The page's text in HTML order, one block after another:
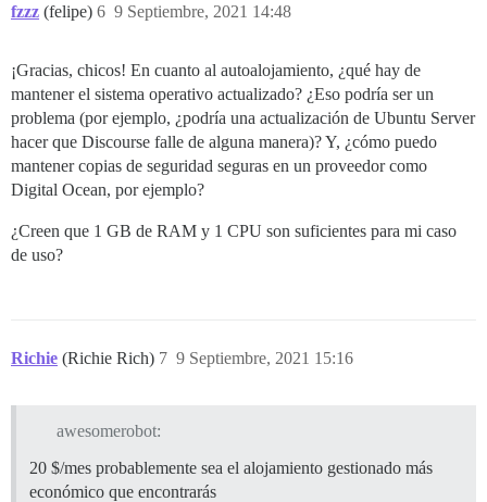
fzzz (felipe) 9 Septiembre, 2021 14:48
6
¡Gracias, chicos! En cuanto al autoalojamiento, ¿qué hay de
mantener el sistema operativo actualizado? ¿Eso podría ser un
problema (por ejemplo, ¿podría una actualización de Ubuntu Server
hacer que Discourse falle de alguna manera)? Y, ¿cómo puedo
mantener copias de seguridad seguras en un proveedor como
Digital Ocean, por ejemplo?
¿Creen que 1 GB de RAM y 1 CPU son suficientes para mi caso
de uso?
Richie (Richie Rich) 9 Septiembre, 2021 15:16
7
awesomerobot:
20 $/mes probablemente sea el alojamiento gestionado más
económico que encontrarás